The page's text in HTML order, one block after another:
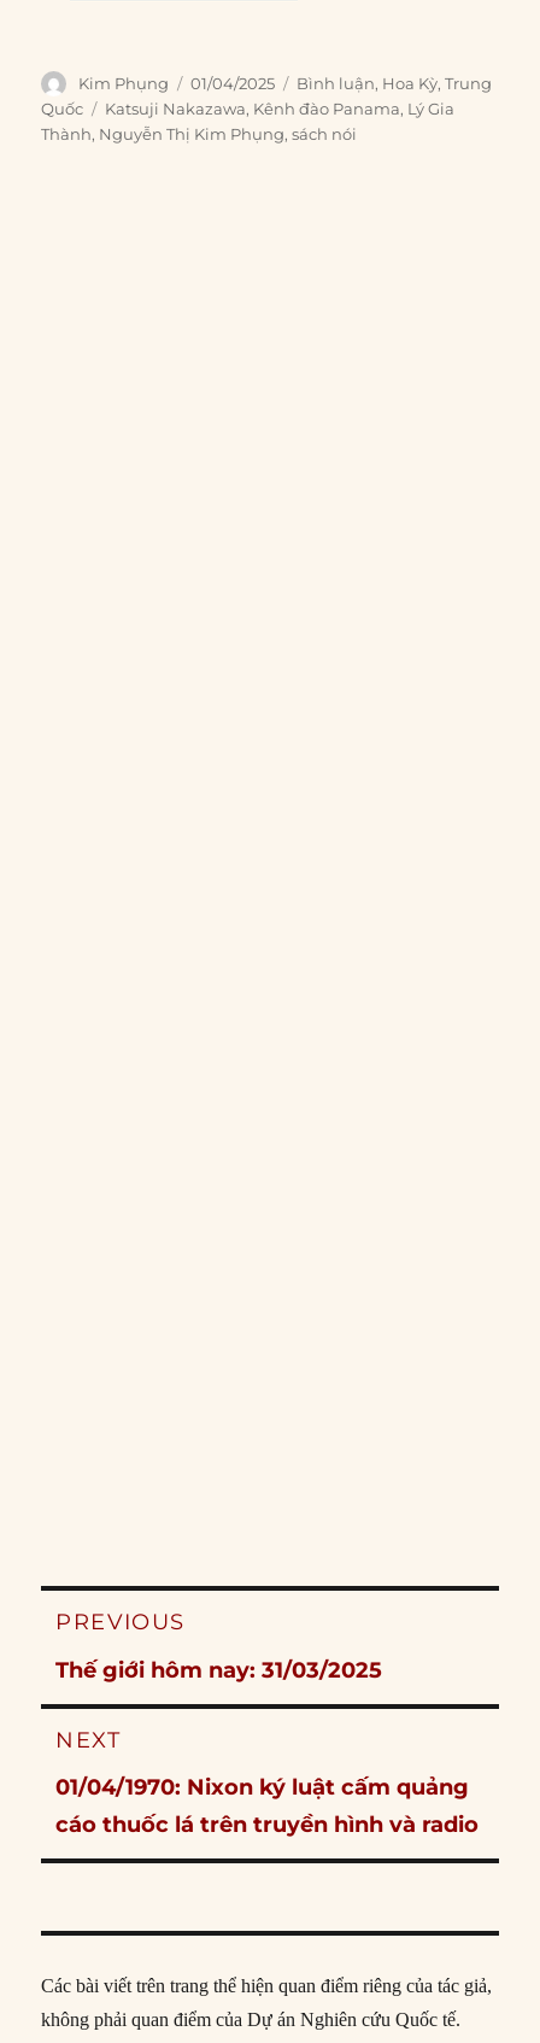
Author
Kim Phụng
Posted
on
01/04/2025 Categories
Bình luận, Hoa Kỳ,Trung
Quốc
Tags
Katsuji Nakazawa, Kênh đào Panama, Lý Gia
Thành, Nguyễn Thị Kim Phụng,sách nói
Post
PREVIOUS
Previous
post:
Thế giới hôm nay: 31/03/2025
NEXT
Next
post:
01/04/1970: Nixon ký luật cấm quảng
cáo thuốc lá trên truyền hình và radio
Các bài viết trên trang thể hiện quan điểm riêng của tác giả,
không phải quan điểm của Dự án Nghiên cứu Quốc tế.